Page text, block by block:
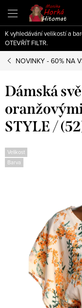
obsah
K vyhledávání velikostí a
OTEVŘÍT FILTR.
NOVINKY - 60% NA
Dámská
STYLE /
Velikost
Barva